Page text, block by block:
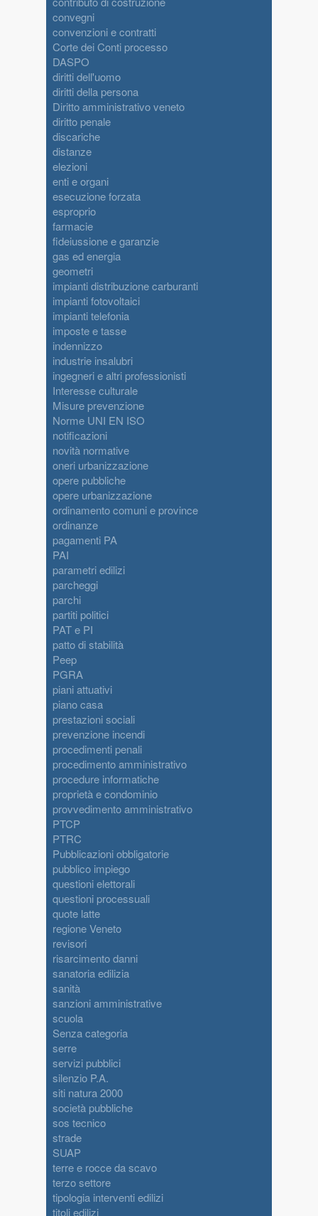
convegni
convenzioni e contratti
Corte dei Conti processo
DASPO
diritti dell'uomo
diritti della persona
Diritto amministrativo veneto
diritto penale
discariche
distanze
elezioni
enti e organi
esecuzione forzata
esproprio
farmacie
fideiussione e garanzie
gas ed energia
geometri
impianti distribuzione carburanti
impianti fotovoltaici
impianti telefonia
imposte e tasse
indennizzo
industrie insalubri
ingegneri e altri professionisti
Interesse culturale
Misure prevenzione
Norme UNI EN ISO
notificazioni
novità normative
oneri urbanizzazione
opere pubbliche
opere urbanizzazione
ordinamento comuni e province
ordinanze
pagamenti PA
PAI
parametri edilizi
parcheggi
parchi
partiti politici
PAT e PI
patto di stabilità
Peep
PGRA
piani attuativi
piano casa
prestazioni sociali
prevenzione incendi
procedimenti penali
procedimento amministrativo
procedure informatiche
proprietà e condominio
provvedimento amministrativo
PTCP
PTRC
Pubblicazioni obbligatorie
pubblico impiego
questioni elettorali
questioni processuali
quote latte
regione Veneto
revisori
risarcimento danni
sanatoria edilizia
sanità
sanzioni amministrative
scuola
Senza categoria
serre
servizi pubblici
silenzio P.A.
siti natura 2000
società pubbliche
sos tecnico
strade
SUAP
terre e rocce da scavo
terzo settore
tipologia interventi edilizi
titoli edilizi